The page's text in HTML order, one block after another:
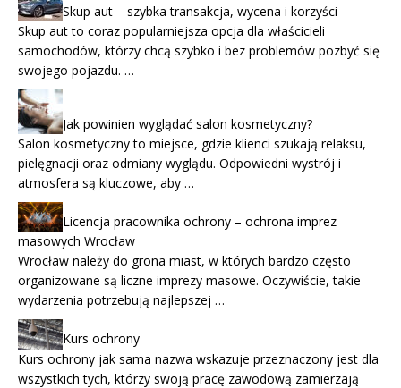
Skup aut – szybka transakcja, wycena i korzyści
Skup aut to coraz popularniejsza opcja dla właścicieli
samochodów, którzy chcą szybko i bez problemów pozbyć się
swojego pojazdu. …
Jak powinien wyglądać salon kosmetyczny?
Salon kosmetyczny to miejsce, gdzie klienci szukają relaksu,
pielęgnacji oraz odmiany wyglądu. Odpowiedni wystrój i
atmosfera są kluczowe, aby …
Licencja pracownika ochrony – ochrona imprez
masowych Wrocław
Wrocław należy do grona miast, w których bardzo często
organizowane są liczne imprezy masowe. Oczywiście, takie
wydarzenia potrzebują najlepszej …
Kurs ochrony
Kurs ochrony jak sama nazwa wskazuje przeznaczony jest dla
wszystkich tych, którzy swoją pracę zawodową zamierzają